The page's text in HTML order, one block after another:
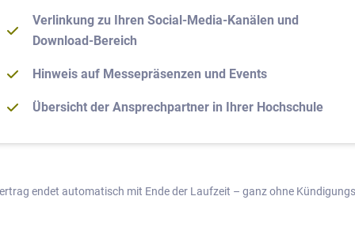
Verlinkung zu Ihren Social-Media-Kanälen und
Download-Bereich
Hinweis auf Messepräsenzen und Events
Übersicht der Ansprechpartner in Ihrer Hochschule
endet automatisch mit Ende der Laufzeit – ganz ohne